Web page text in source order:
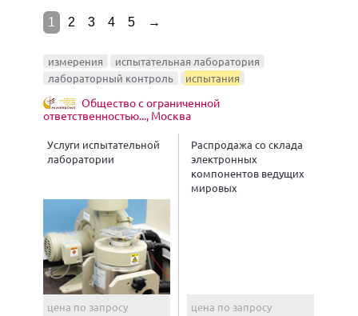
1 2 3 4 5 →
измерения
испытательная лаборатория
лабораторный контроль
испытания
Общество с ограниченной
ответственностью..., Москва
Услуги испытательной
лаборатории
цена по запросу
Распродажа со склада
электронных
компонентов ведущих
мировых
цена по запросу